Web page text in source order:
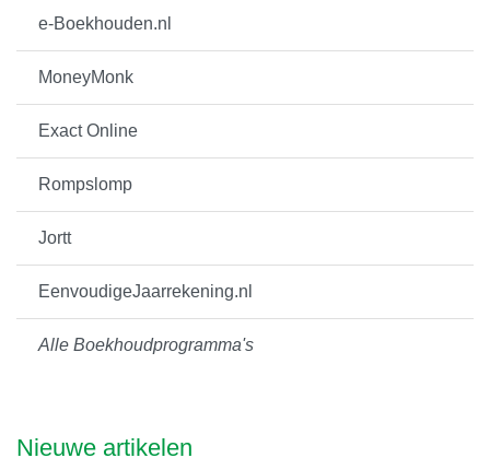
e-Boekhouden.nl
MoneyMonk
Exact Online
Rompslomp
Jortt
EenvoudigeJaarrekening.nl
Alle Boekhoudprogramma's
Nieuwe artikelen